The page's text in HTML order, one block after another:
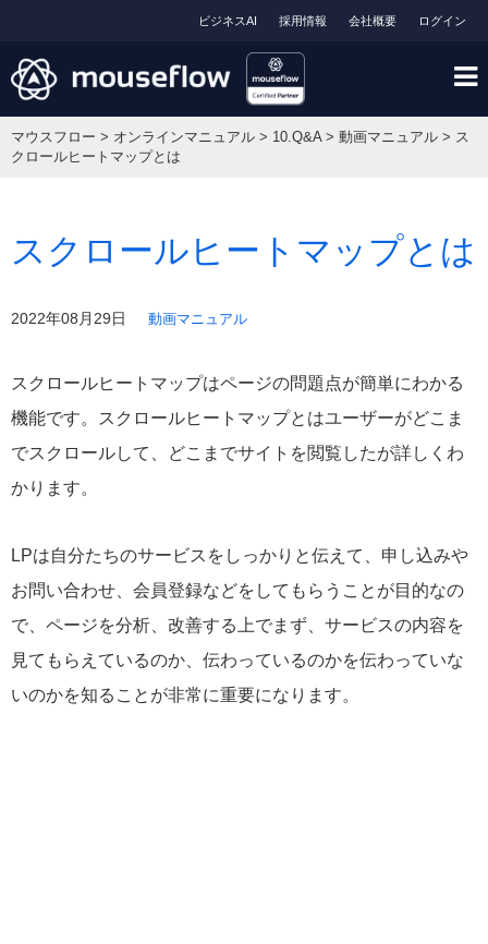
ログイン
会社概要
採用情報
ビジネスAI
マウスフロー > オンラインマニュアル > 10.Q&A> 動画マニュアル > ス
クロールヒートマップとは
スクロールヒートマップとは
2022年08月29日 動画マニュアル
スクロールヒートマップはページの問題点が簡単にわかる
機能です。スクロールヒートマップとはユーザーがどこま
でスクロールして、どこまでサイトを閲覧したが詳しくわ
かります。
LPは自分たちのサービスをしっかりと伝えて、申し込みや
お問い合わせ、会員登録などをしてもらうことが目的なの
で、ページを分析、改善する上でまず、サービスの内容を
見てもらえているのか、伝わっているのかを伝わっていな
いのかを知ることが非常に重要になります。